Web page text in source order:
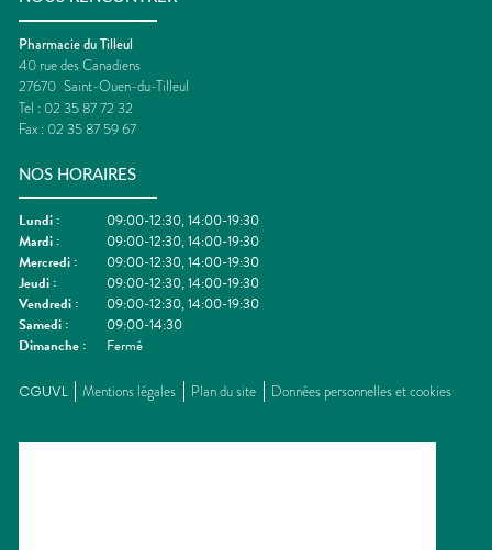
Pharmacie du Tilleul
40 rue des Canadiens
27670 Saint-Ouen-du-Tilleul
Tel : 02 35 87 72 32
Fax : 02 35 87 59 67
NOS HORAIRES
Lundi :
09:00-12:30, 14:00-19:30
Mardi :
09:00-12:30, 14:00-19:30
Mercredi :
09:00-12:30, 14:00-19:30
Jeudi :
09:00-12:30, 14:00-19:30
Vendredi :
09:00-12:30, 14:00-19:30
Samedi :
09:00-14:30
Dimanche : Fermé
CGUVL Mentions légales Plan du site Données personnelles et cookies